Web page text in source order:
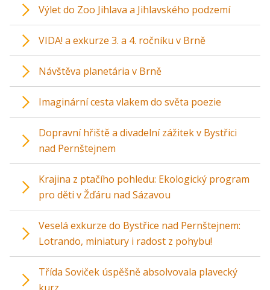
Výlet do Zoo Jihlava a Jihlavského podzemí
VIDA! a exkurze 3. a 4. ročníku v Brně
Návštěva planetária v Brně
Imaginární cesta vlakem do světa poezie
Dopravní hřiště a divadelní zážitek v Bystřici
nad Pernštejnem
Krajina z ptačího pohledu: Ekologický program
pro děti v Žďáru nad Sázavou
Veselá exkurze do Bystřice nad Pernštejnem:
Lotrando, miniatury i radost z pohybu!
Třída Soviček úspěšně absolvovala plavecký